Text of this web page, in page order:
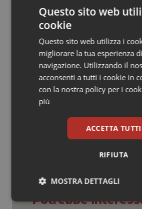
Tumori del Polmone &
Tumori gastrointestinali
Ulcera & Reflusso
Vaccini
particolare nel centro Sardegna,
momento criticità maggiori rispetto
territori”.
Elisabetta Caredda
Elisabetta Caredda
12 Ottobre 2022
© Riproduzione riservata
Potrebbe
Questo sito web
cookie
Questo sito web utilizza i
migliorare la tua esperienza di
navigazione. Utilizzando il
acconsenti a tutti i cookie in
con la nostra policy per i
più
ACCETTA TUTTI
RIFIUTA
MOSTRA DETTAGLI
Necessari Statistici